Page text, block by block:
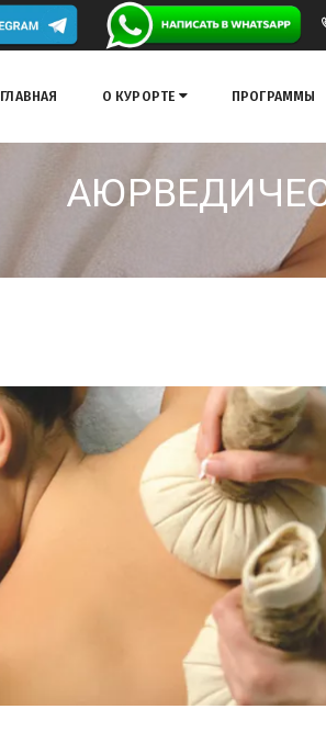
ГЛАВНАЯ О КУРОРТЕ ПРОГРАММЫ